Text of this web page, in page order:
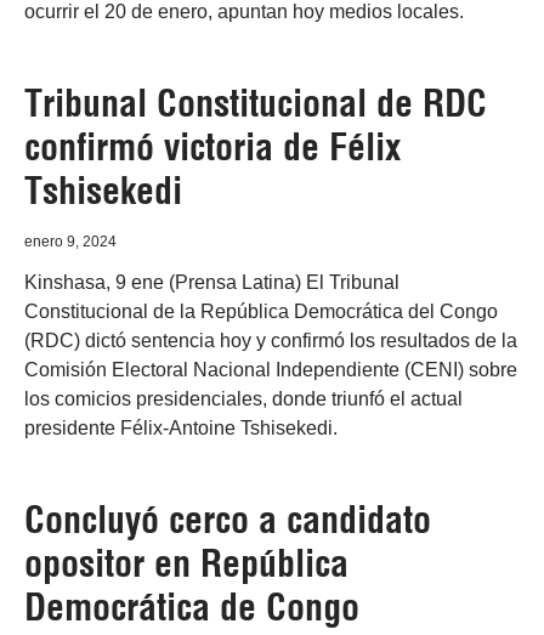
ocurrir el 20 de enero, apuntan hoy medios locales.
Tribunal Constitucional de RDC
confirmó victoria de Félix
Tshisekedi
enero 9, 2024
Kinshasa, 9 ene (Prensa Latina) El Tribunal
Constitucional de la República Democrática del Congo
(RDC) dictó sentencia hoy y confirmó los resultados de la
Comisión Electoral Nacional Independiente (CENI) sobre
los comicios presidenciales, donde triunfó el actual
presidente Félix-Antoine Tshisekedi.
Concluyó cerco a candidato
opositor en República
Democrática de Congo